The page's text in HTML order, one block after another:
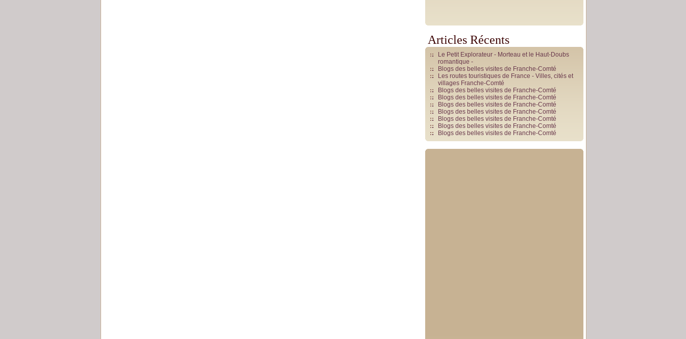
Articles Récents
Le Petit Explorateur - Morteau et le Haut-Doubs
romantique -
Blogs des belles visites de Franche-Comté
Les routes touristiques de France - Villes, cités et
villages Franche-Comté
Blogs des belles visites de Franche-Comté
Blogs des belles visites de Franche-Comté
Blogs des belles visites de Franche-Comté
Blogs des belles visites de Franche-Comté
Blogs des belles visites de Franche-Comté
Blogs des belles visites de Franche-Comté
Blogs des belles visites de Franche-Comté